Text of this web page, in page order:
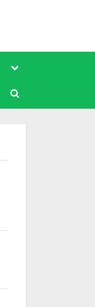
Toggle
menu
Toggle